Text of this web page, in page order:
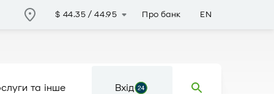
$ 44.35 /44.95 Про банк EN
та інше Вхід